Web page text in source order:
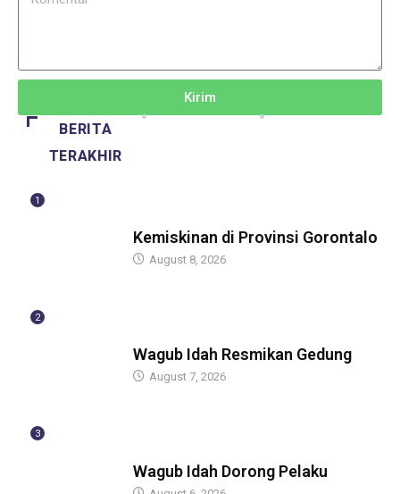
Kirim
BERITA
TERAKHIR
1
Kemiskinan di Provinsi Gorontalo
August 8, 2026
2
Wagub Idah Resmikan Gedung
August 7, 2026
3
Wagub Idah Dorong Pelaku